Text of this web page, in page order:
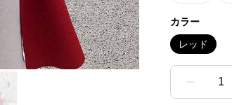
カラー
レッド
1